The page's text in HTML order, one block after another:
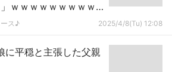
ｗｗｗｗｗｗｗｗｗ
ス♪ 2025/4/8(Tu) 12:08
に平穏と主張した父親